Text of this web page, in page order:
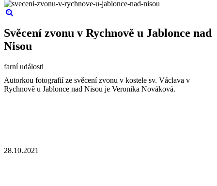
Svěcení zvonu v Rychnově u Jablonce nad
Nisou
farní události
Autorkou fotografií ze svěcení zvonu v kostele sv. Václava v
Rychnově u Jablonce nad Nisou je Veronika Nováková.
28.10.2021